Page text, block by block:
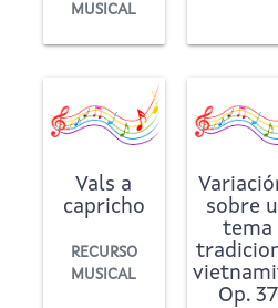
MUSICAL
Vals a
capricho
RECURSO
MUSICAL
sobre
tema
Op. 37